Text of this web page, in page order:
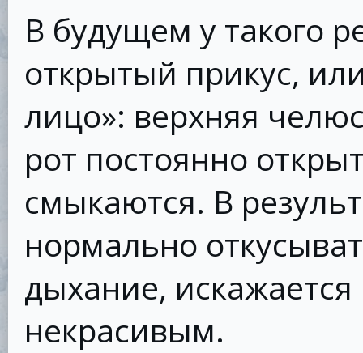
В будущем у такого
открытый прикус,
лицо»: верхняя
рот постоянно
смыкаются. В
нормально
дыхание,
некрасивым.